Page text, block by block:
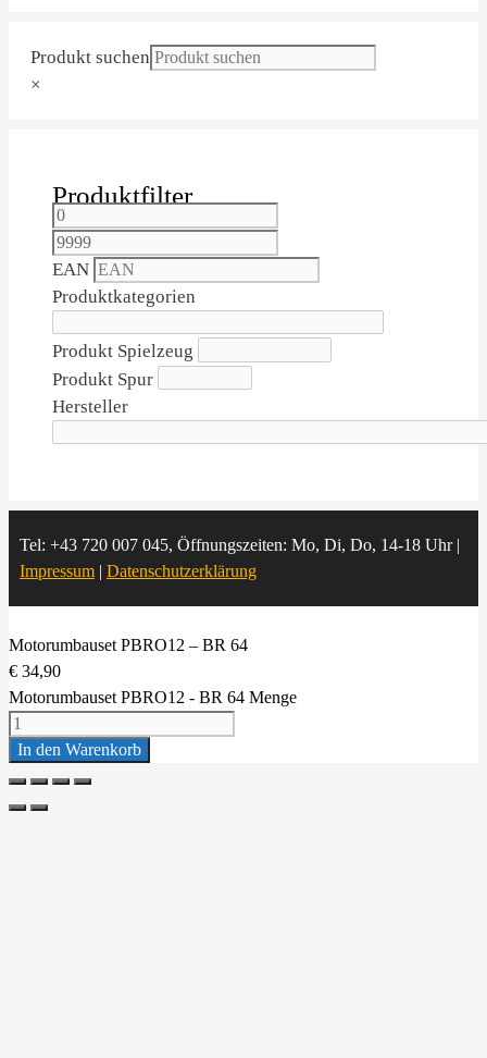
Produkt suchen
×
Produktfilter
EAN
Produktkategorien
Produkt Spielzeug
Produkt Spur
Hersteller
Tel: +43 720 007 045, Öffnungszeiten: Mo, Di, Do, 14-18 Uhr |
Impressum | Datenschutzerklärung
Motorumbauset PBRO12 – BR 64
€ 34,90
Motorumbauset PBRO12 - BR 64 Menge
In den Warenkorb